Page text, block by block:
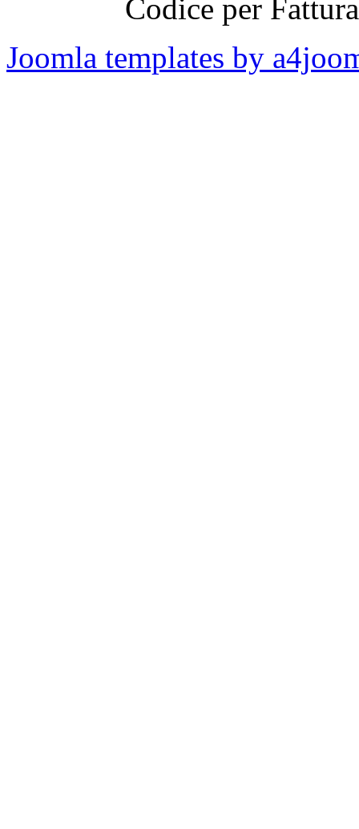
Codice per
Joomla templates by